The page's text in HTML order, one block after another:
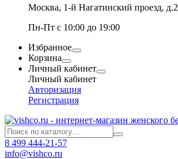
Москва, 1-й Нагатинский проезд, д.2
Пн-Пт с 10:00 до 19:00
Избранное
Корзина
Личный кабинет
Личный кабинет
Авторизация
Регистрация
8 499 444-21-57
info@vishco.ru